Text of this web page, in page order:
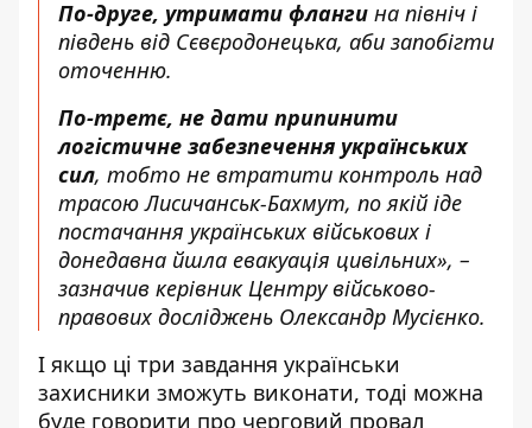
По-друге, утримати фланги на північ і
південь від Сєвєродонецька, аби запобігти
оточенню.
По-третє, не дати припинити
логістичне забезпечення українських
сил, тобто не втратити контроль над
трасою Лисичанськ-Бахмут, по якій іде
постачання українських військових і
донедавна йшла евакуація цивільних», –
зазначив керівник Центру військово-
правових досліджень Олександр Мусієнко.
І якщо ці три завдання українськи
захисники зможуть виконати, тоді можна
буде говорити про черговий провал